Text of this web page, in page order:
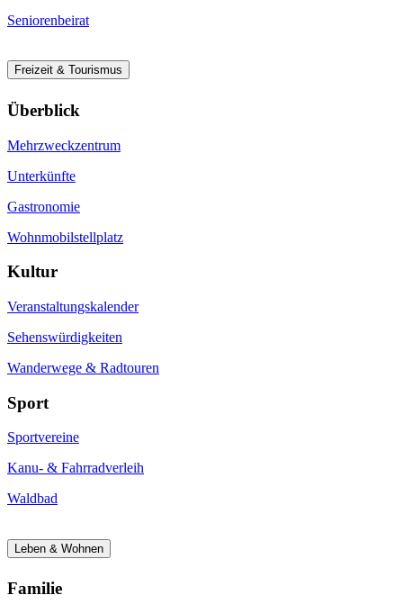
Seniorenbeirat
Freizeit & Tourismus
Überblick
Mehrzweckzentrum
Unterkünfte
Gastronomie
Wohnmobilstellplatz
Kultur
Veranstaltungskalender
Sehenswürdigkeiten
Wanderwege & Radtouren
Sport
Sportvereine
Kanu- & Fahrradverleih
Waldbad
Leben & Wohnen
Familie